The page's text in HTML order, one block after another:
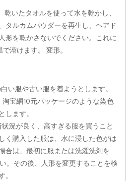
乾いたタオルを使って水を乾かし、
タルカムパウダーを再生し、ヘアド
形を乾かさないでください。これに
溶けます。 変形。
い服や古い服を着ようとします。
宝網10元パッケージのような染色
します。
況が良く、高すぎる服を買うこと
く購入した服は、水に浸した色がは
合は、最初に服または洗濯洗剤を
。その後、人形を変更することを検
。